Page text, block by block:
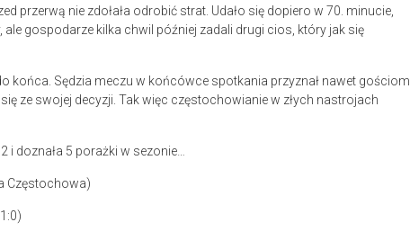
przerwą nie zdołała odrobić strat. Udało się dopiero w 70. minucie,
ale gospodarze kilka chwil później zadali drugi cios, który jak się
końca. Sędzia meczu w końcówce spotkania przyznał nawet gościom
ze swojej decyzji. Tak więc częstochowianie w złych nastrojach
i doznała 5 porażki w sezonie…
Częstochowa)